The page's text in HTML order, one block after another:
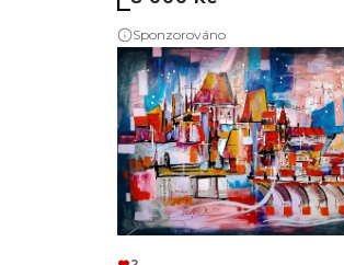
Sponzorováno